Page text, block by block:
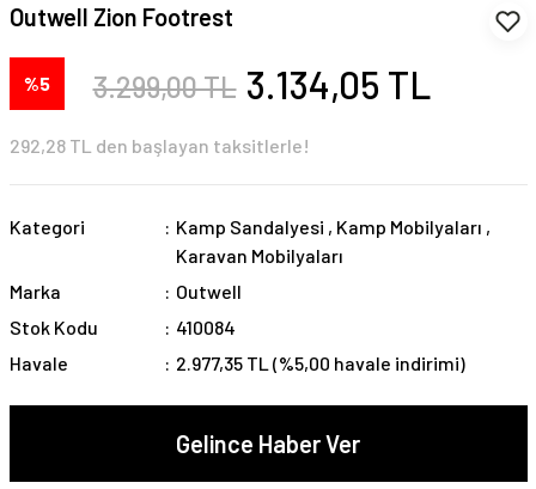
Outwell Zion Footrest
%5 3.299,00 TL 3.134,05 TL
292,28 TL den başlayan taksitlerle!
Kategori Kamp Sandalyesi , Kamp Mobilyaları ,
Karavan Mobilyaları
Marka
Outwell
Stok Kodu
410084
Havale
2.977,35 TL (%5,00 havale indirimi)
Gelince Haber Ver